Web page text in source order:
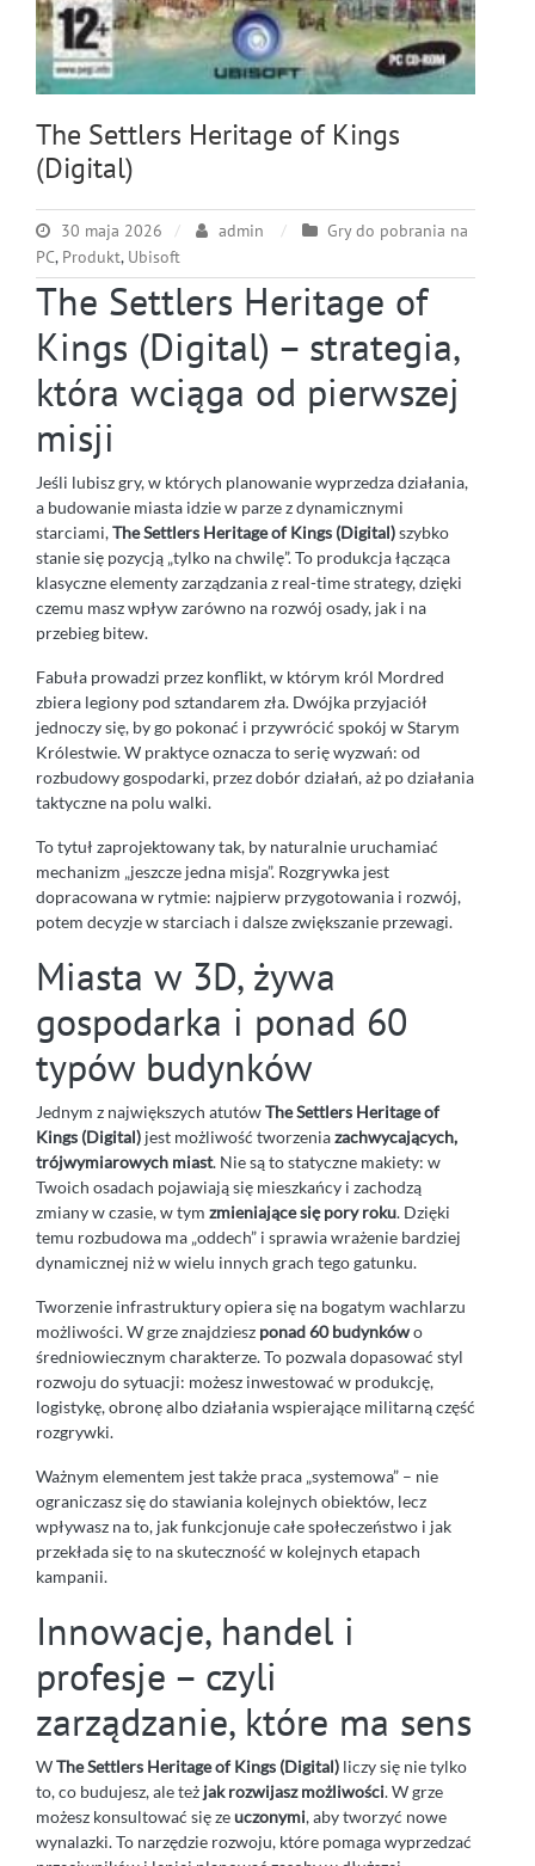
The Settlers Heritage of Kings
(Digital)
30 maja 2026 admin
Gry do pobrania na
PC, Produkt, Ubisoft
The Settlers Heritage of
Kings (Digital) – strategia,
która wciąga od pierwszej
misji
Jeśli lubisz gry, w których planowanie wyprzedza działania,
a budowanie miasta idzie w parze z dynamicznymi
starciami,The Settlers Heritage of Kings (Digital)szybko
stanie się pozycją „tylko na chwilę”. To produkcja łącząca
klasyczne elementy zarządzania z real-time strategy, dzięki
czemu masz wpływ zarówno na rozwój osady, jak i na
przebieg bitew.
Fabuła prowadzi przez konflikt, w którym król Mordred
zbiera legiony pod sztandarem zła. Dwójka przyjaciół
jednoczy się, by go pokonać i przywrócić spokój w Starym
Królestwie. W praktyce oznacza to serię wyzwań: od
rozbudowy gospodarki, przez dobór działań, aż po działania
taktyczne na polu walki.
To tytuł zaprojektowany tak, by naturalnie uruchamiać
mechanizm „jeszcze jedna misja”. Rozgrywka jest
dopracowana w rytmie: najpierw przygotowania i rozwój,
potem decyzje w starciach i dalsze zwiększanie przewagi.
Miasta w 3D, żywa
gospodarka i ponad 60
typów budynków
Jednym z największych atutówThe Settlers Heritage of
Kings (Digital) jest możliwość tworzeniazachwycających,
trójwymiarowych miast. Nie są to statyczne makiety: w
Twoich osadach pojawiają się mieszkańcy i zachodzą
zmiany w czasie, w tym zmieniające się pory roku. Dzięki
temu rozbudowa ma „oddech” i sprawia wrażenie bardziej
dynamicznej niż w wielu innych grach tego gatunku.
Tworzenie infrastruktury opiera się na bogatym wachlarzu
możliwości. W grze znajdziesz ponad 60 budynkówo
średniowiecznym charakterze. To pozwala dopasować styl
rozwoju do sytuacji: możesz inwestować w produkcję,
logistykę, obronę albo działania wspierające militarną część
rozgrywki.
Ważnym elementem jest także praca „systemowa” – nie
ograniczasz się do stawiania kolejnych obiektów, lecz
wpływasz na to, jak funkcjonuje całe społeczeństwo i jak
przekłada się to na skuteczność w kolejnych etapach
kampanii.
Innowacje, handel i
profesje – czyli
zarządzanie, które ma sens
WThe Settlers Heritage of Kings (Digital) liczy się nie tylko
to, co budujesz, ale też jak rozwijasz możliwości. W grze
możesz konsultować się zeuczonymi, aby tworzyć nowe
wynalazki. To narzędzie rozwoju, które pomaga wyprzedzać